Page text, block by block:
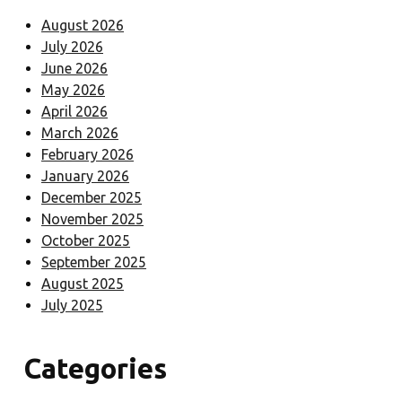
August 2026
July 2026
June 2026
May 2026
April 2026
March 2026
February 2026
January 2026
December 2025
November 2025
October 2025
September 2025
August 2025
July 2025
Categories